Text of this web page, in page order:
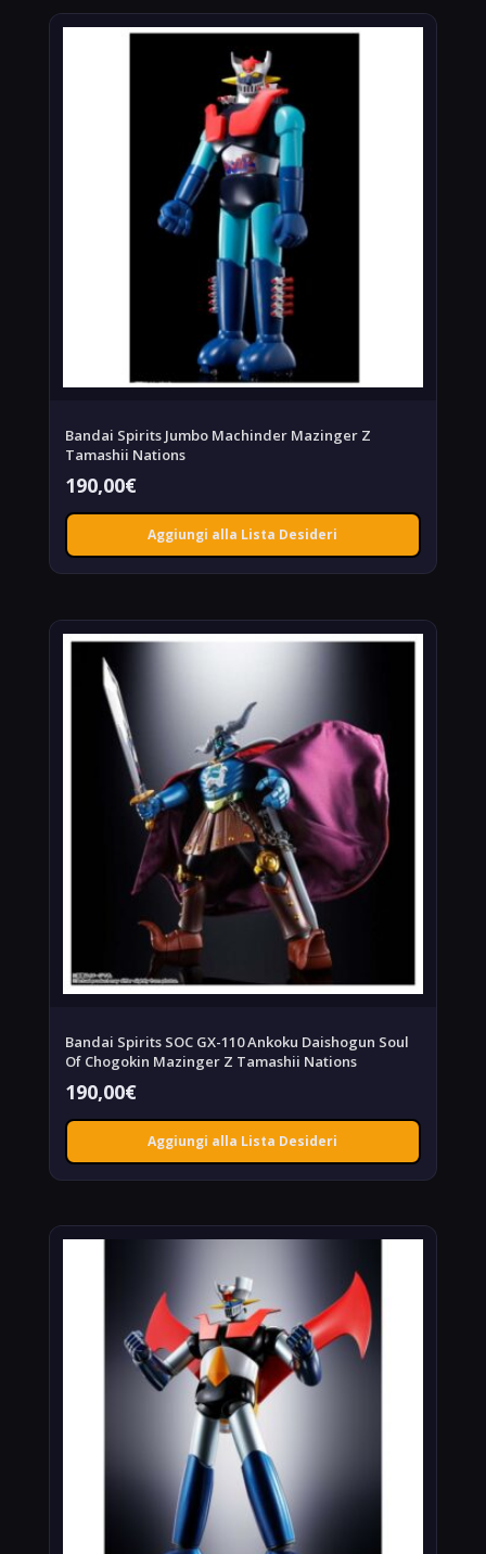
Bandai Spirits Jumbo Machinder Mazinger Z
Tamashii Nations
190,00€
Aggiungi alla Lista Desideri
Bandai Spirits SOC GX-110 Ankoku Daishogun Soul
Of Chogokin Mazinger Z Tamashii Nations
190,00€
Aggiungi alla Lista Desideri